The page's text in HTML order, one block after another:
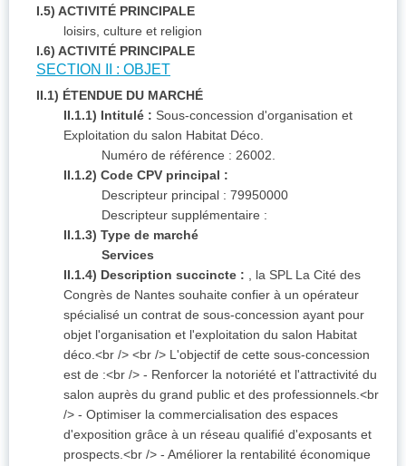
I.5) ACTIVITÉ PRINCIPALE
loisirs, culture et religion
I.6) ACTIVITÉ PRINCIPALE
SECTION II : OBJET
II.1) ÉTENDUE DU MARCHÉ
II.1.1) Intitulé : Sous-concession d'organisation et
Exploitation du salon Habitat Déco.
Numéro de référence : 26002.
II.1.2) Code CPV principal :
Descripteur principal : 79950000
Descripteur supplémentaire :
II.1.3) Type de marché
Services
II.1.4) Description succincte : , la SPL La Cité des
Congrès de Nantes souhaite confier à un opérateur
spécialisé un contrat de sous-concession ayant pour
objet l'organisation et l'exploitation du salon Habitat
déco.<br /> <br /> L'objectif de cette sous-concession
est de :<br /> - Renforcer la notoriété et l'attractivité du
salon auprès du grand public et des professionnels.<br
/> - Optimiser la commercialisation des espaces
d'exposition grâce à un réseau qualifié d'exposants et
prospects.<br /> - Améliorer la rentabilité économique